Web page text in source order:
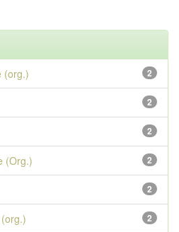
2
(org.)
2
2
2
(Org.)
2
2